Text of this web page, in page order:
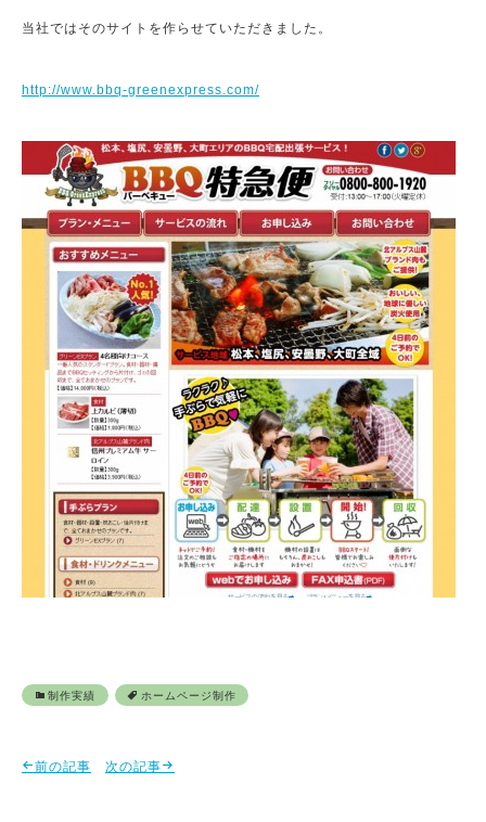
当社ではそのサイトを作らせていただきました。
http://www.bbq-greenexpress.com/
制作実績 ホームページ制作
前の記事 次の記事